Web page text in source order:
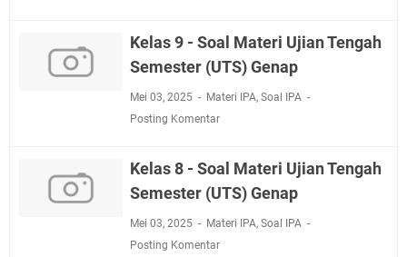
Kelas 9 - Soal Materi Ujian Tengah
Semester (UTS) Genap
Mei 03, 2025 Materi IPA, Soal IPA
Posting Komentar
Kelas 8 - Soal Materi Ujian Tengah
Semester (UTS) Genap
Mei 03, 2025 Materi IPA, Soal IPA
Posting Komentar